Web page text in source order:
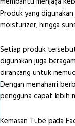
Produk yang
moisturizer, hingga
Setiap produk
digunakan juga
dirancang untuk
Dengan memahami
pengguna dapat lebih
Kemasan Tube pada